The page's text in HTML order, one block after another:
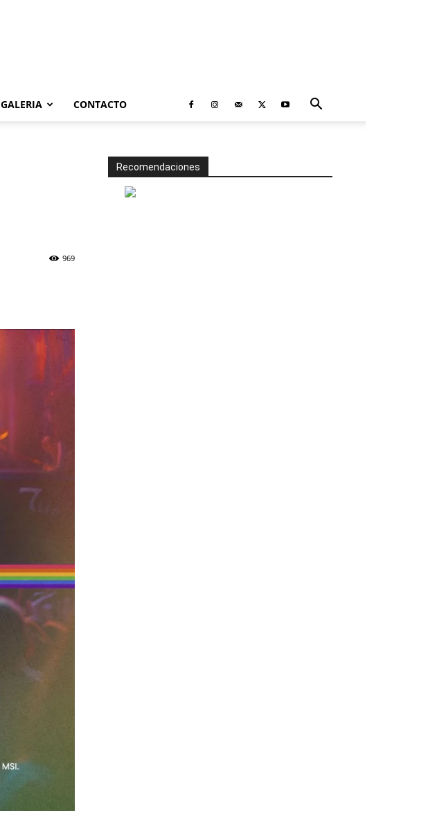
GALERIA CONTACTO
969
Recomendaciones